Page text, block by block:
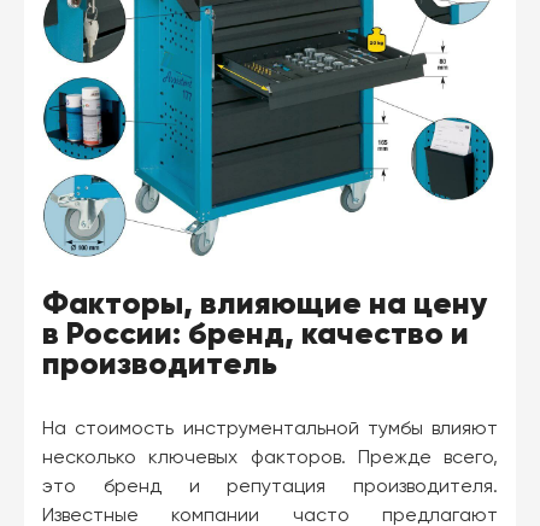
Факторы, влияющие на цену
в России: бренд, качество и
производитель
На стоимость инструментальной тумбы влияют
несколько ключевых факторов. Прежде всего,
это бренд и репутация производителя.
Известные компании часто предлагают